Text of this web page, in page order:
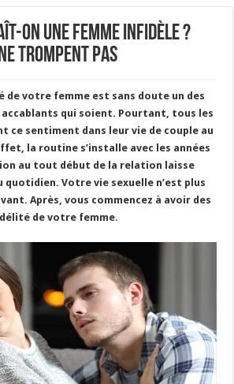
on une femme infidèle ?
trompent pas
de votre femme est sans doute un des
qui soient. Pourtant, tous les
ce sentiment dans leur vie de couple au
la routine s’installe avec les années
au tout début de la relation laisse
quotidien. Votre vie sexuelle n’est plus
Après, vous commencez à avoir des
de votre femme.